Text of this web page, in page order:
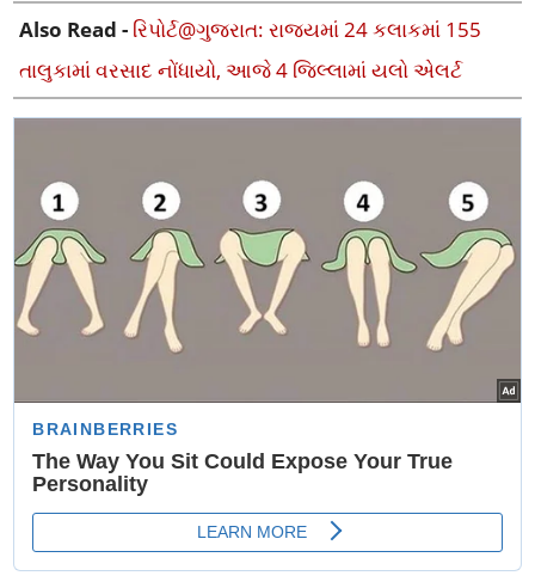
Also Read - રિપોર્ટ@ગુજરાત: રાજ્યમાં 24 કલાકમાં 155
તાલુકામાં વરસાદ નોંધાયો, આજે 4 જિલ્લામાં યલો એલર્ટ